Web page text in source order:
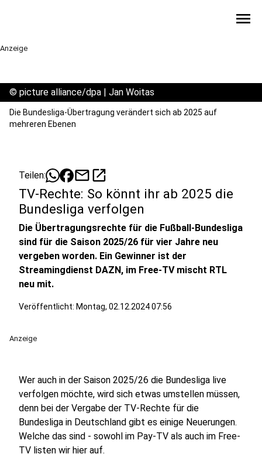
menu
Anzeige
© picture alliance/dpa | Jan Woitas
Die Bundesliga-Übertragung verändert sich ab 2025 auf
mehreren Ebenen
Teilen: mailopen_in_new
TV-Rechte: So könnt ihr ab 2025 die
Bundesliga verfolgen
Die Übertragungsrechte für die Fußball-Bundesliga
sind für die Saison 2025/26 für vier Jahre neu
vergeben worden. Ein Gewinner ist der
Streamingdienst DAZN, im Free-TV mischt RTL
neu mit.
Veröffentlicht: Montag, 02.12.2024 07:56
Anzeige
Wer auch in der Saison 2025/26 die Bundesliga live
verfolgen möchte, wird sich etwas umstellen müssen,
denn bei der Vergabe der TV-Rechte für die
Bundesliga in Deutschland gibt es einige Neuerungen.
Welche das sind - sowohl im Pay-TV als auch im Free-
TV listen wir hier auf.